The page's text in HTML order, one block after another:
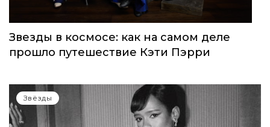
Звезды в космосе: как на самом деле
прошло путешествие Кэти Пэрри
Звёзды